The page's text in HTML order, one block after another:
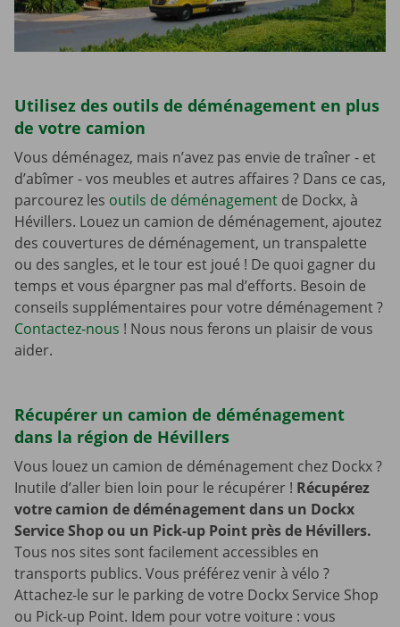
Utilisez des outils de déménagement en plus
de votre camion
Vous déménagez, mais n’avez pas envie de traîner - et
d’abîmer - vos meubles et autres affaires ? Dans ce cas,
parcourez les outils de déménagement de Dockx, à
Hévillers. Louez un camion de déménagement, ajoutez
des couvertures de déménagement, un transpalette
ou des sangles, et le tour est joué ! De quoi gagner du
temps et vous épargner pas mal d’efforts. Besoin de
conseils supplémentaires pour votre déménagement ?
Contactez-nous ! Nous nous ferons un plaisir de vous
aider.
Récupérer un camion de déménagement
dans la région de Hévillers
Vous louez un camion de déménagement chez Dockx ?
Inutile d’aller bien loin pour le récupérer ! Récupérez
votre camion de déménagement dans un Dockx
Service Shop ou un Pick-up Point près de Hévillers.
Tous nos sites sont facilement accessibles en
transports publics. Vous préférez venir à vélo ?
Attachez-le sur le parking de votre Dockx Service Shop
ou Pick-up Point. Idem pour votre voiture : vous